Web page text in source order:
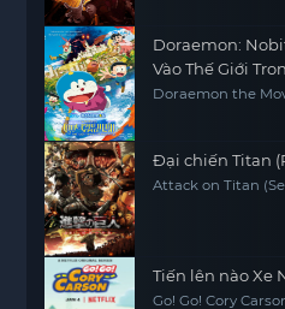
Doraemon:
Vào Thế Giới
Doraemon the
Đại chiến Titan
Attack on Titan
Tiến lên nào Xe
Go! Go! Cory